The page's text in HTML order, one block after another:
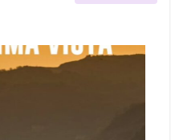
JÁ
FORAM
PREENCHIDAS